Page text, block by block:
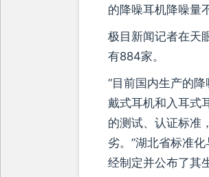
的降噪耳机降噪量
极目新闻记者在天
有884家。
“目前国内生产的
戴式耳机和入耳式
的测试、认证标准
劣。”湖北省标准
经制定并公布了其